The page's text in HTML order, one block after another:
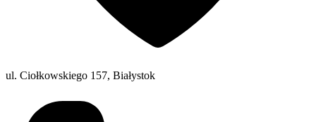
ul. Ciołkowskiego 157, Białystok